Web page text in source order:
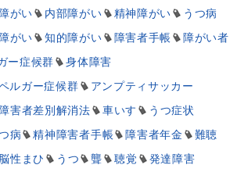
がい 内部障がい 精神障がい
うつ病
がい 知的障がい 障害者手帳
障がい者
ー症候群
身体障害
ルガー症候群
アンプティサッカー
障害者差別解消法 車いす
うつ症状
病 精神障害者手帳 障害者年金
難聴
脳性まひ うつ 聾 聴覚
発達障害